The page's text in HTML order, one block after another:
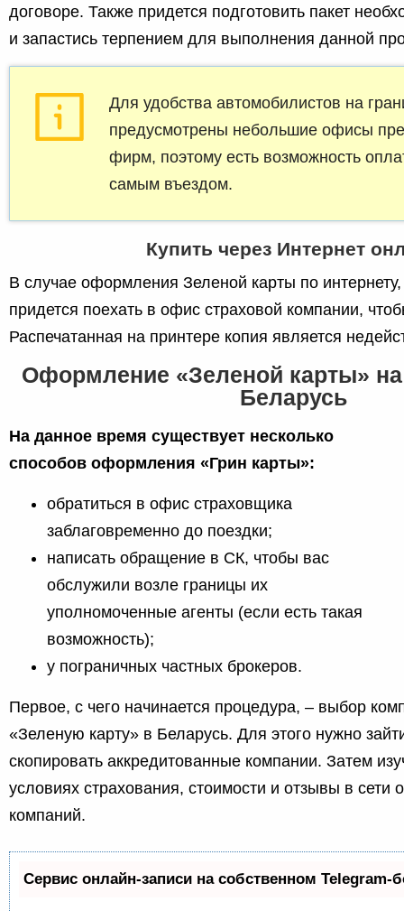
договоре. Также придется подготовить пакет
и запастись терпением для выполнения данной
Для удобства автомобилистов на
предусмотрены небольшие офисы
фирм, поэтому есть возможность
самым въездом.
Купить через Интернет
В случае оформления Зеленой карты по
придется поехать в офис страховой компании,
Распечатанная на принтере копия является
Оформление «Зеленой карты»
Беларусь
На данное время существует несколько
способов оформления «Грин карты»:
обратиться в офис страховщика
заблаговременно до поездки;
написать обращение в СК, чтобы вас
обслужили возле границы их
уполномоченные агенты (если есть такая
возможность);
у пограничных частных брокеров.
Первое, с чего начинается процедура, – выбор
«Зеленую карту» в Беларусь. Для этого нужно
скопировать аккредитованные компании. Затем
условиях страхования, стоимости и отзывы в сети
компаний.
Сервис онлайн-записи на собственном Telegram-